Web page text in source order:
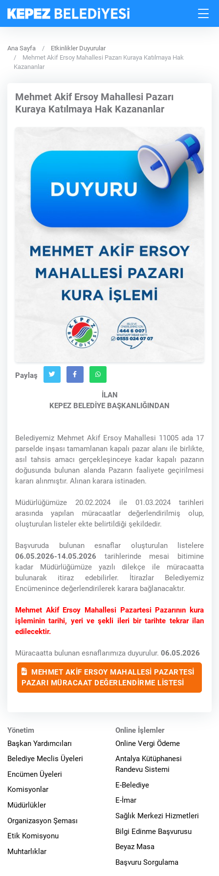
Ana Sayfa
Etkinlikler Duyurular
Mehmet Akif Ersoy Mahallesi Pazarı Kuraya Katılmaya Hak
Kazananlar
Mehmet Akif Ersoy Mahallesi Pazarı
Kuraya Katılmaya Hak Kazananlar
Paylaş
İLAN
KEPEZ BELEDİYE BAŞKANLIĞINDAN
Belediyemiz Mehmet Akif Ersoy Mahallesi 11005 ada 17
parselde inşası tamamlanan kapalı pazar alanı ile birlikte,
asıl tahsis amacı gerçekleşinceye kadar kapalı pazarın
doğusunda bulunan alanda Pazarın faaliyete geçirilmesi
kararı alınmıştır. Alınan karara istinaden.
Müdürlüğümüze 20.02.2024 ile 01.03.2024 tarihleri
arasında yapılan müracaatlar değerlendirilmiş olup,
oluşturulan listeler ekte belirtildiği şekildedir.
Başvuruda bulunan esnaflar oluşturulan listelere
06.05.2026-14.05.2026 tarihlerinde mesai bitimine
kadar Müdürlüğümüze yazılı dilekçe ile müracaatta
bulunarak itiraz edebilirler. İtirazlar Belediyemiz
Encümenince değerlendirilerek karara bağlanacaktır.
Mehmet Akif Ersoy Mahallesi Pazartesi Pazarının kura
işleminin tarihi, yeri ve şekli ileri bir tarihte tekrar ilan
edilecektir.
Müracaatta bulunan esnaflarımıza duyurulur. 06.05.2026
MEHMET AKİF ERSOY MAHALLESİ PAZARTESİ
PAZARI MÜRACAAT DEĞERLENDİRME LİSTESİ
Yönetim
Başkan Yardımcıları
Belediye Meclis Üyeleri
Encümen Üyeleri
Komisyonlar
Müdürlükler
Organizasyon Şeması
Etik Komisyonu
Muhtarlıklar
Online İşlemler
Online Vergi Ödeme
Antalya Kütüphanesi
Randevu Sistemi
E-Belediye
E-İmar
Sağlık Merkezi Hizmetleri
Bilgi Edinme Başvurusu
Beyaz Masa
Başvuru Sorgulama